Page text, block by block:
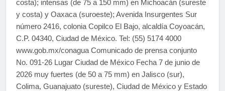
costa); intensas (de 75 a 150 mm) en Michoacán (sureste
y costa) y Oaxaca (suroeste); Avenida Insurgentes Sur
número 2416, colonia Copilco El Bajo, alcaldía Coyoacán,
C.P. 04340, Ciudad de México. Tel: (55) 5174 4000
www.gob.mx/conagua Comunicado de prensa conjunto
No. 091-26 Lugar Ciudad de México Fecha 7 de junio de
2026 muy fuertes (de 50 a 75 mm) en Jalisco (sur),
Colima, Guanajuato (sureste), Ciudad de México y Estado